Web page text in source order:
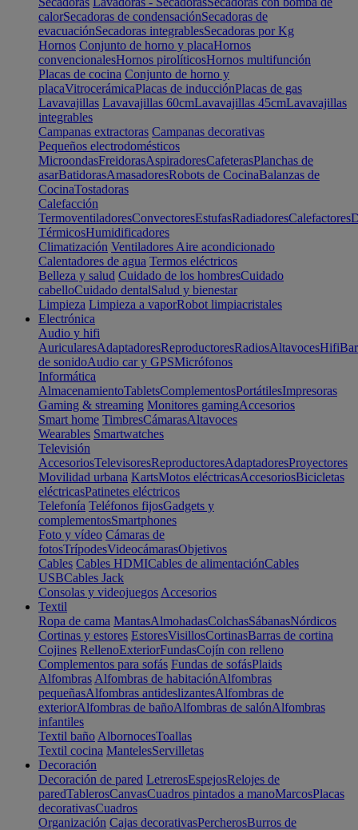
calorSecadoras de condensaciónSecadoras de
evacuaciónSecadoras integrablesSecadoras por Kg
Hornos Conjunto de horno y placaHornos
convencionalesHornos pirolíticosHornos multifunción
Placas de cocina Conjunto de horno y
placaVitrocerámicaPlacas de inducciónPlacas de gas
Lavavajillas Lavavajillas 60cmLavavajillas 45cmLavavajillas
integrables
Campanas extractoras Campanas decorativas
Pequeños electrodomésticos
MicroondasFreidorasAspiradoresCafeterasPlanchas de
asarBatidorasAmasadoresRobots de CocinaBalanzas de
CocinaTostadoras
Calefacción
TermoventiladoresConvectoresEstufasRadiadoresCalefactores
TérmicosHumidificadores
Climatización Ventiladores Aire acondicionado
Calentadores de agua Termos eléctricos
Belleza y salud Cuidado de los hombresCuidado
cabelloCuidado dentalSalud y bienestar
Limpieza Limpieza a vaporRobot limpiacristales
Electrónica
Audio y hifi
AuricularesAdaptadoresReproductoresRadiosAltavocesHifi
de sonidoAudio car y GPSMicrófonos
Informática
AlmacenamientoTabletsComplementosPortátilesImpresoras
Gaming & streaming Monitores gamingAccesorios
Smart home TimbresCámarasAltavoces
Wearables Smartwatches
Televisión
AccesoriosTelevisoresReproductoresAdaptadoresProyectores
Movilidad urbana KartsMotos eléctricasAccesoriosBicicletas
eléctricasPatinetes eléctricos
Telefonía Teléfonos fijosGadgets y
complementosSmartphones
Foto y vídeo Cámaras de
fotosTrípodesVideocámarasObjetivos
Cables Cables HDMICables de alimentaciónCables
USBCables Jack
Consolas y videojuegos Accesorios
Textil
Ropa de cama MantasAlmohadasColchasSábanasNórdicos
Cortinas y estores EstoresVisillosCortinasBarras de cortina
Cojines RellenoExteriorFundasCojín con relleno
Complementos para sofás Fundas de sofásPlaids
Alfombras Alfombras de habitaciónAlfombras
pequeñasAlfombras antideslizantesAlfombras de
exteriorAlfombras de bañoAlfombras de salónAlfombras
infantiles
Textil baño AlbornocesToallas
Textil cocina MantelesServilletas
Decoración
Decoración de pared LetrerosEspejosRelojes de
paredTablerosCanvasCuadros pintados a manoMarcosPlacas
decorativasCuadros
Organización Cajas decorativasPercherosBurros de